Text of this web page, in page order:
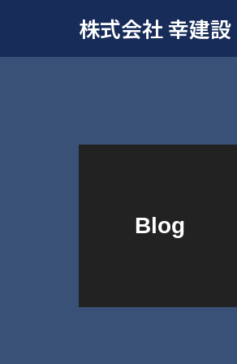
株式会社 幸建設
Blog